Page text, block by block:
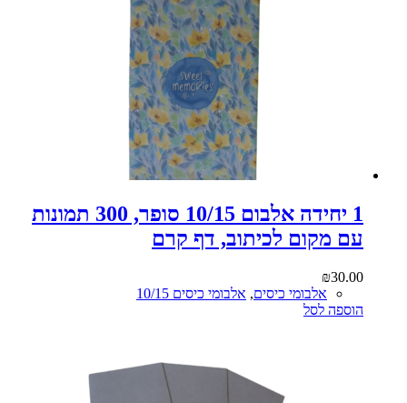
1 יחידה אלבום 10/15 סופר, 300 תמונות
עם מקום לכיתוב, דף קרם
₪30.00
אלבומי כיסים, אלבומי כיסים 10/15
הוספה לסל